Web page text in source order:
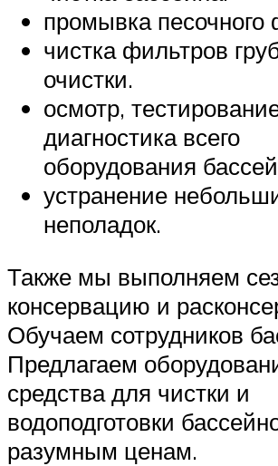
промывка песочного
чистка фильтров
очистки.
осмотр,
диагностика всего
оборудования
устранение
неполадок.
Также мы выполняем
консервацию и
Обучаем сотрудников
Предлагаем
средства для чистки и
водоподготовки
разумным ценам.